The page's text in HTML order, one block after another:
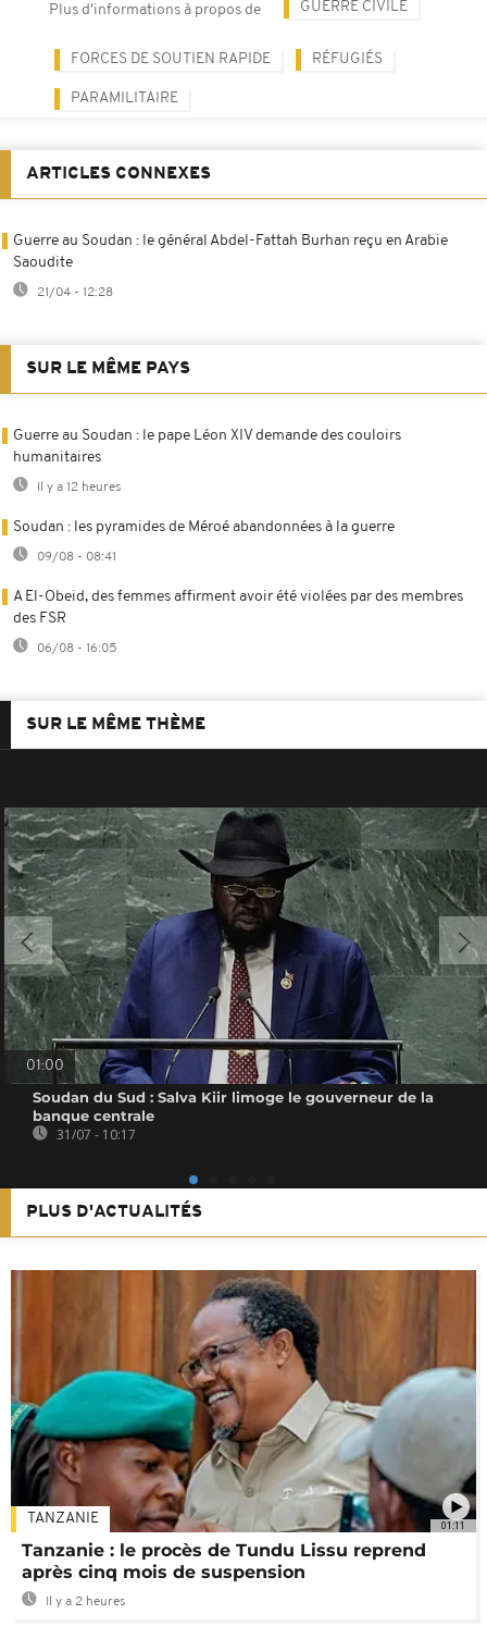
Plus d'informations à propos de GUERRE CIVILE
FORCES DE SOUTIEN RAPIDE RÉFUGIÉS
PARAMILITAIRE
ARTICLES CONNEXES
Guerre au Soudan : le général Abdel-Fattah Burhan reçu en Arabie
Saoudite
21/04 - 12:28
SUR LE MÊME PAYS
Guerre au Soudan : le pape Léon XIV demande des couloirs
humanitaires
Il y a 12 heures
Soudan : les pyramides de Méroé abandonnées à la guerre
09/08 - 08:41
A El-Obeid, des femmes affirment avoir été violées par des membres
des FSR
06/08 - 16:05
SUR LE MÊME THÈME
01:00
Soudan du Sud : Salva Kiir limoge le gouverneur de la
banque centrale
31/07 - 10:17
PLUS D'ACTUALITÉS
01:11
TANZANIE
Tanzanie : le procès de Tundu Lissu reprend
après cinq mois de suspension
Il y a 2 heures